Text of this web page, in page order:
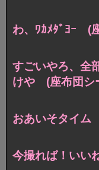
わ、ﾜｶﾒﾀﾞﾖｰ (
すごいやろ、全
けや (座布団シ
おあいそタイム
今撮れば！い